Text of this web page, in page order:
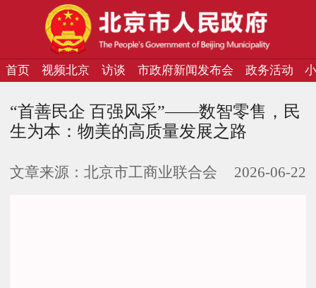
首页 视频北京 访谈 市政府新闻发布会 政务活动
“首善民企 百强风采”——数智零售，民
生为本：物美的高质量发展之路
文章来源： 北京市工商业联合会 2026-06-22